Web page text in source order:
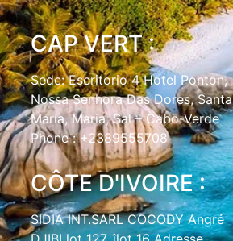
CAP VERT :
Sede: Escritorio 4 Hotel Ponton,
Nossa Senhora Das Dores, Santa
Maria, Maria, Sal – Cabo-Verde
Phone : +2389555708
CÔTE D'IVOIRE :
SIDIA INT.SARL COCODY Angré